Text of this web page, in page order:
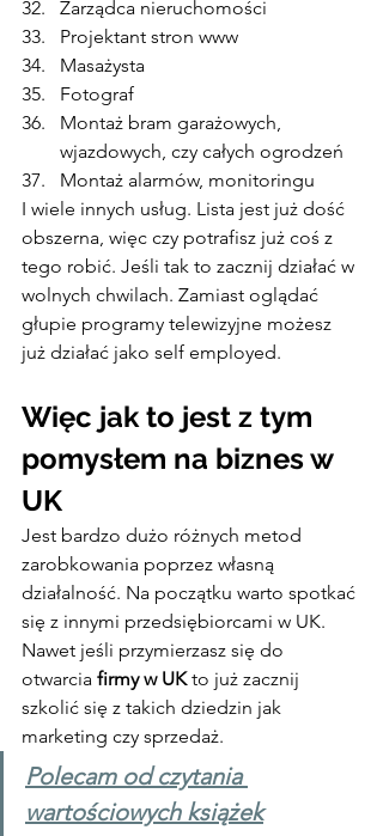
Zarządca nieruchomości
Projektant stron www
Masażysta
Fotograf
Montaż bram garażowych,
wjazdowych, czy całych ogrodzeń
Montaż alarmów, monitoringu
I wiele innych usług. Lista jest już dość
obszerna, więc czy potrafisz już coś z
tego robić. Jeśli tak to zacznij działać w
wolnych chwilach. Zamiast oglądać
głupie programy telewizyjne możesz
już działać jako self employed.
Więc jak to jest z tym
pomysłem na biznes w
UK
Jest bardzo dużo różnych metod
zarobkowania poprzez własną
działalność. Na początku warto spotkać
się z innymi przedsiębiorcami w UK.
Nawet jeśli przymierzasz się do
otwarcia firmy w UK to już zacznij
szkolić się z takich dziedzin jak
marketing czy sprzedaż.
Polecam od czytania
wartościowych książek